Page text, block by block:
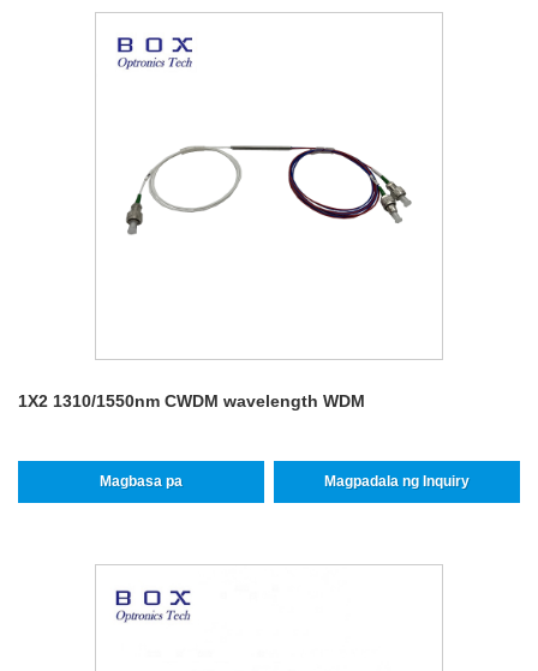
1X2 1310/1550nm CWDM wavelength WDM
Magbasa pa Magpadala ng Inquiry